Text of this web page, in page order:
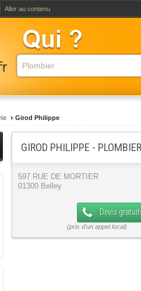
Aller au contenu
Girod Philippe
GIROD PHILIPPE -
597 RUE DE MORTIER
01300 Belley
Devis